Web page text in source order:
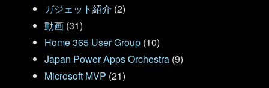
ガジェット紹介 (2)
動画 (31)
Home 365 User Group (10)
Japan Power Apps Orchestra (9)
Microsoft MVP (21)